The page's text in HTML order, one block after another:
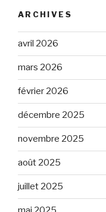
ARCHIVES
avril 2026
mars 2026
février 2026
décembre 2025
novembre 2025
août 2025
juillet 2025